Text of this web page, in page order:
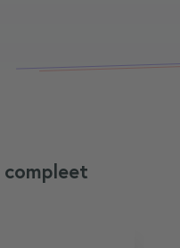
compleet